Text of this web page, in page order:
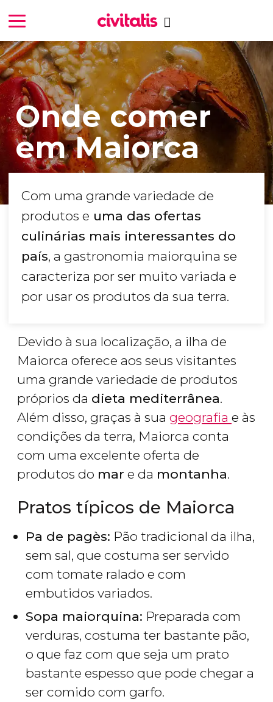
Onde comer
em Maiorca
Com uma grande variedade de
produtos e uma das ofertas
culinárias mais interessantes do
país, a gastronomia maiorquina se
caracteriza por ser muito variada e
por usar os produtos da sua terra.
Devido à sua localização, a ilha de
Maiorca oferece aos seus visitantes
uma grande variedade de produtos
próprios da dieta mediterrânea.
Além disso, graças à sua geografia e às
condições da terra, Maiorca conta
com uma excelente oferta de
produtos do mar e da montanha.
Pratos típicos de Maiorca
Pa de pagès: Pão tradicional da ilha,
sem sal, que costuma ser servido
com tomate ralado e com
embutidos variados.
Sopa maiorquina: Preparada com
verduras, costuma ter bastante pão,
o que faz com que seja um prato
bastante espesso que pode chegar a
ser comido com garfo.